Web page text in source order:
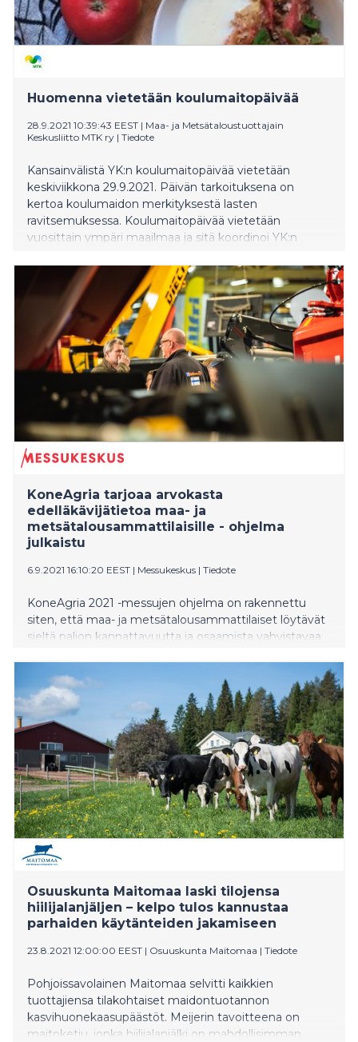
Huomenna vietetään koulumaitopäivää
28.9.2021 10:39:43 EEST | Maa- ja Metsätaloustuottajain
Keskusliitto MTK ry | Tiedote
Kansainvälistä YK:n koulumaitopäivää vietetään
keskiviikkona 29.9.2021. Päivän tarkoituksena on
kertoa koulumaidon merkityksestä lasten
ravitsemuksessa. Koulumaitopäivää vietetään
vuosittain ympäri maailmaa ja sitä koordinoi YK:n
KoneAgria tarjoaa arvokasta
edelläkävijätietoa maa- ja
metsätalousammattilaisille - ohjelma
julkaistu
6.9.2021 16:10:20 EEST | Messukeskus | Tiedote
KoneAgria 2021 -messujen ohjelma on rakennettu
siten, että maa- ja metsätalousammattilaiset löytävät
sieltä paljon kannattavuutta ja osaamista vahvistavaa
laidunnus, älykäs peltoviljely eli Smart Farming ja
voimakkaasti kaikkeen vaikuttava Euroopan yhteisön
yhteinen maatalouspolitiikka CAP. Päivät on
teemoitettu, joten vierailun voi ajoittaa itselleen
parhaiten sopivaksi. KoneAgria 2021 järjestetään
torstaista lauantaihin 14.–16.10.2021 Tampereella.
Osuuskunta Maitomaa laski tilojensa
hiilijalanjäljen – kelpo tulos kannustaa
parhaiden käytänteiden jakamiseen
23.8.2021 12:00:00 EEST | Osuuskunta Maitomaa | Tiedote
Pohjoissavolainen Maitomaa selvitti kaikkien
tuottajiensa tilakohtaiset maidontuotannon
kasvihuonekaasupäästöt. Meijerin tavoitteena on
maitoketju, jonka hiilijalanjälki on mahdollisimman